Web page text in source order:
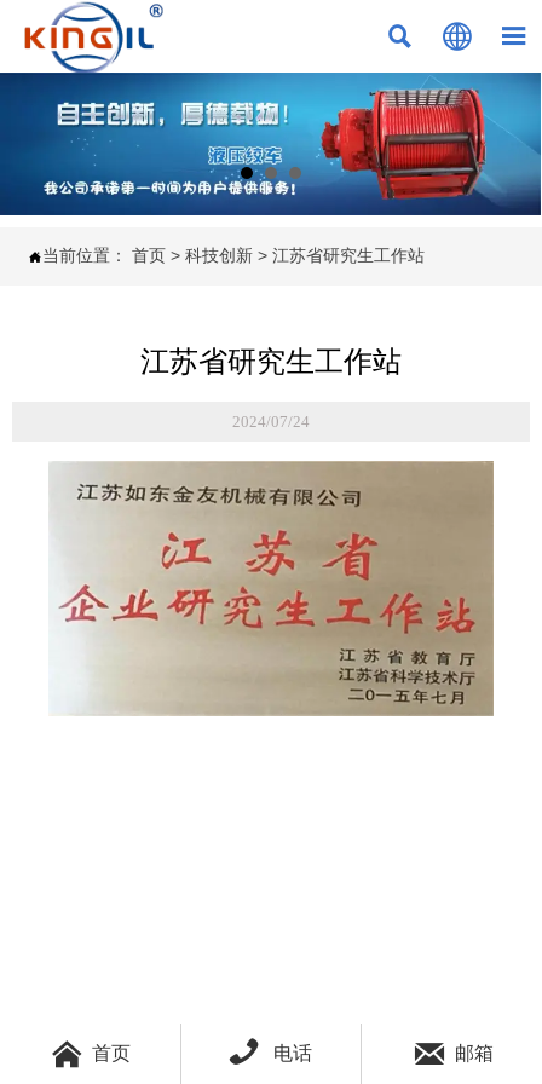
  
当前位置： 首页> 科技创新> 江苏省研究生工作站
江苏省研究生工作站
2024/07/24
 首页  电话  邮箱